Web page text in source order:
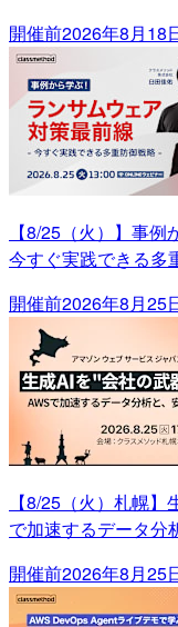
開催前2026年8月18
【8/25（火）】事
今すぐ実践できる多
開催前2026年8月25
【8/25（火）札幌
で加速するデータ分
開催前2026年8月25